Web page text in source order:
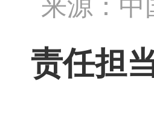
来源： 中
责任担